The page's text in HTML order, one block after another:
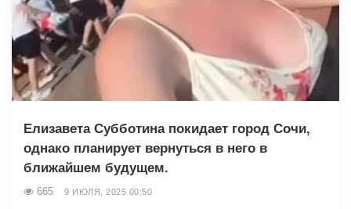
Елизавета Субботина покидает город Сочи,
однако планирует вернуться в него в
ближайшем будущем.
665 9 ИЮЛЯ, 2025 00:50